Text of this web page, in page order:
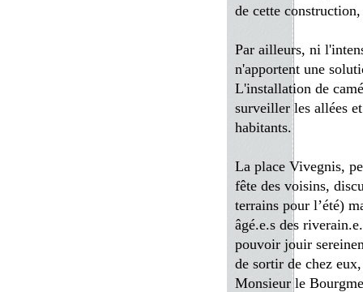
de cette
Par ailleurs, ni
n'apportent une
L'installation de
surveiller les allées
habitants.
La place Vivegnis,
fête des voisins,
terrains pour l’été)
âgé.e.s des
pouvoir jouir
de sortir de chez
Monsieur le